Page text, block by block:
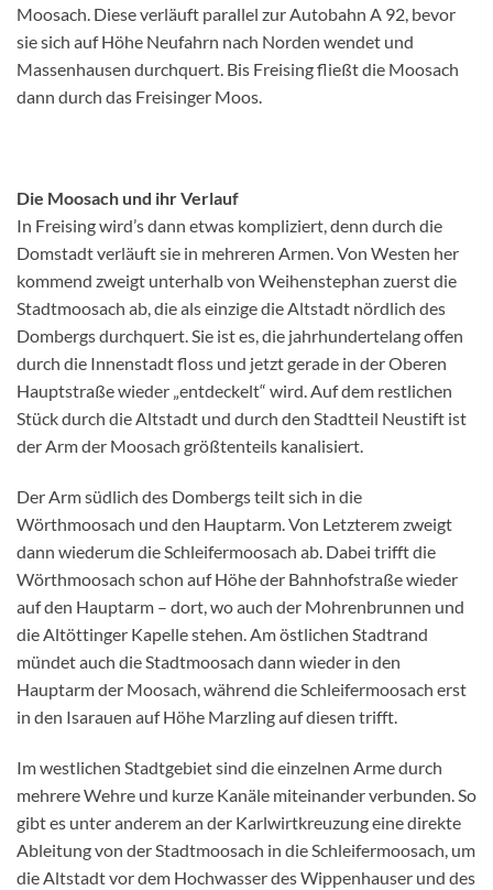
Moosach. Diese verläuft parallel zur Autobahn A 92, bevor
sie sich auf Höhe Neufahrn nach Norden wendet und
Massenhausen durchquert. Bis Freising fließt die Moosach
dann durch das Freisinger Moos.
Die Moosach und ihr Verlauf
In Freising wird’s dann etwas kompliziert, denn durch die
Domstadt verläuft sie in mehreren Armen. Von Westen her
kommend zweigt unterhalb von Weihenstephan zuerst die
Stadtmoosach ab, die als einzige die Altstadt nördlich des
Dombergs durchquert. Sie ist es, die jahrhundertelang offen
durch die Innenstadt floss und jetzt gerade in der Oberen
Hauptstraße wieder „entdeckelt“ wird. Auf dem restlichen
Stück durch die Altstadt und durch den Stadtteil Neustift ist
der Arm der Moosach größtenteils kanalisiert.
Der Arm südlich des Dombergs teilt sich in die
Wörthmoosach und den Hauptarm. Von Letzterem zweigt
dann wiederum die Schleifermoosach ab. Dabei trifft die
Wörthmoosach schon auf Höhe der Bahnhofstraße wieder
auf den Hauptarm – dort, wo auch der Mohrenbrunnen und
die Altöttinger Kapelle stehen. Am östlichen Stadtrand
mündet auch die Stadtmoosach dann wieder in den
Hauptarm der Moosach, während die Schleifermoosach erst
in den Isarauen auf Höhe Marzling auf diesen trifft.
Im westlichen Stadtgebiet sind die einzelnen Arme durch
mehrere Wehre und kurze Kanäle miteinander verbunden. So
gibt es unter anderem an der Karlwirtkreuzung eine direkte
Ableitung von der Stadtmoosach in die Schleifermoosach, um
die Altstadt vor dem Hochwasser des Wippenhauser und des